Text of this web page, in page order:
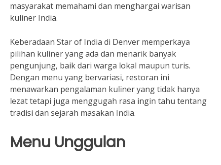
masyarakat memahami dan menghargai warisan
kuliner India.
Keberadaan Star of India di Denver memperkaya
pilihan kuliner yang ada dan menarik banyak
pengunjung, baik dari warga lokal maupun turis.
Dengan menu yang bervariasi, restoran ini
menawarkan pengalaman kuliner yang tidak hanya
lezat tetapi juga menggugah rasa ingin tahu tentang
tradisi dan sejarah masakan India.
Menu Unggulan